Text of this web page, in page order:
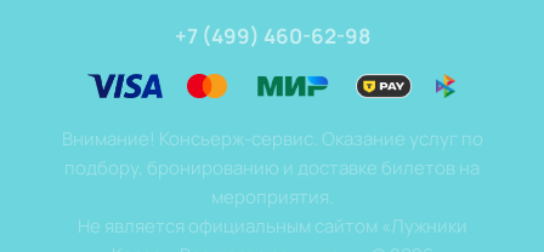
+7 (499) 460-62-98
Внимание! Консьерж-сервис. Оказание услуг по
подбору, бронированию и доставке билетов на
мероприятия.
Не является официальным сайтом «Лужники